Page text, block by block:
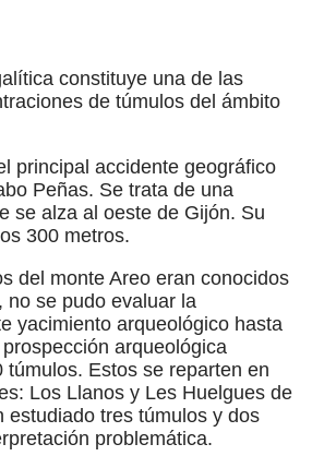
constituye una de las
de túmulos del ámbito
principal accidente geográfico
Peñas. Se trata de una
se alza al oeste de Gijón. Su
300 metros.
del monte Areo eran conocidos
no se pudo evaluar la
yacimiento arqueológico hasta
arqueológica
túmulos. Estos se reparten en
Los Llanos y Les Huelgues de
estudiado tres túmulos y dos
problemática.